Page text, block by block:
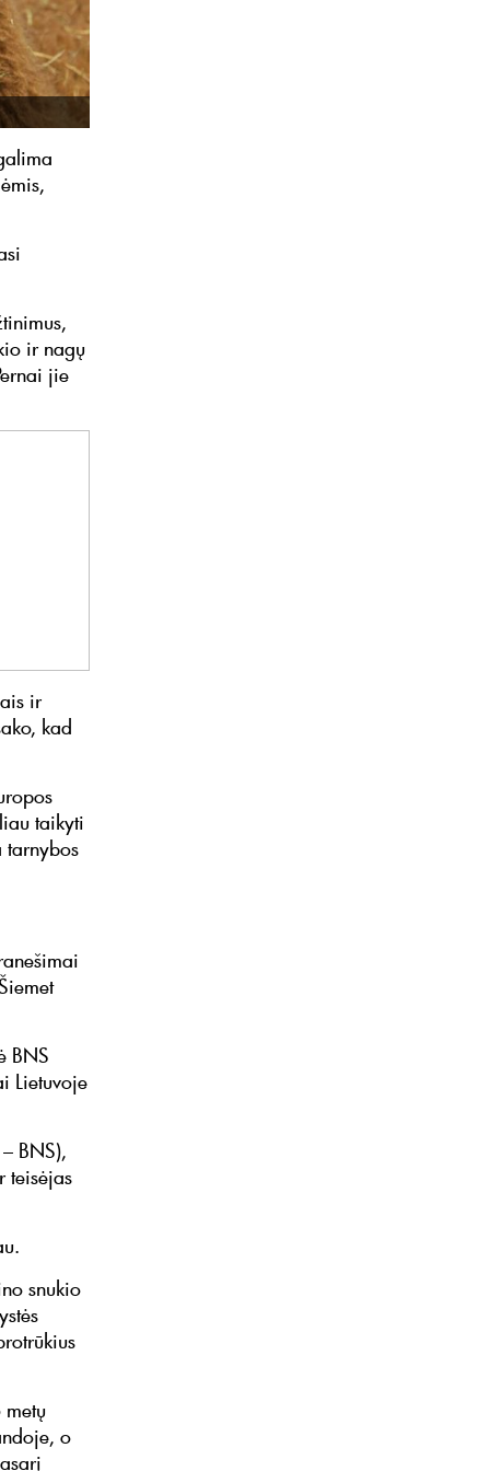
ir nagų
jie
ir
kad
taikyti
tarnybos
BNS
Lietuvoje
BNS),
teisėjas
snukio
o